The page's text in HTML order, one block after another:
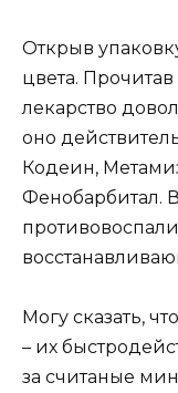
Открыв
цвета.
лекарство
оно
Кодеин,
Фенобарбитал.
Могу сказать,
– их
за считаные